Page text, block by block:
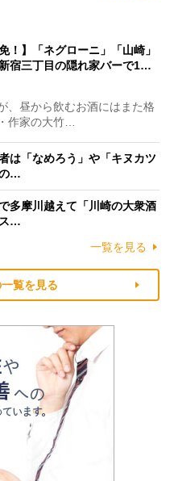
！】「ネグローニ」「山崎」
新宿三丁目の隠れ家バーで1…
昼から飲むお酒にはまた格
作家の大竹…
は「なめろう」や「キヌカツ
…
多摩川越えて「川崎の大衆酒
…
一覧を見る
覧を見る